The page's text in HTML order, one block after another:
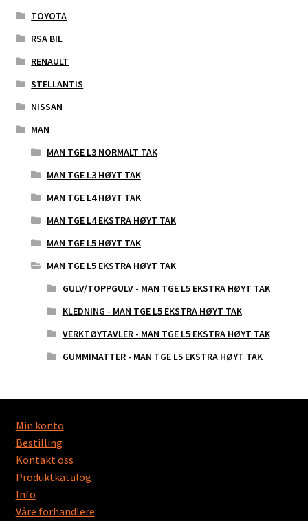
TOYOTA
RSA BIL
RENAULT
STELLANTIS
NISSAN
MAN
MAN TGE L3 NORMALT TAK
MAN TGE L3 HØYT TAK
MAN TGE L4 HØYT TAK
MAN TGE L4 EKSTRA HØYT TAK
MAN TGE L5 HØYT TAK
MAN TGE L5 EKSTRA HØYT TAK
GULV/TOPPGULV - MAN TGE L5 EKSTRA HØYT TAK
KLEDNING - MAN TGE L5 EKSTRA HØYT TAK
VERKTØYTAVLER - MAN TGE L5 EKSTRA HØYT TAK
GUMMIMATTER - MAN TGE L5 EKSTRA HØYT TAK
Min konto
Bestilling
Kontakt oss
Produktkatalog
Info
Våre forhandlere